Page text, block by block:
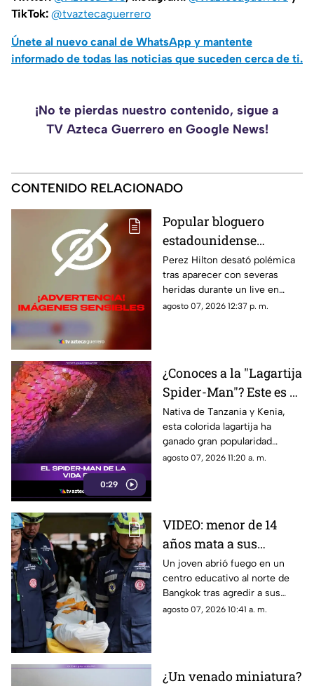
TikTok: @tvaztecaguerrero
Únete al nuevo canal de WhatsApp y mantente
informado de todas las noticias que suceden cerca de ti.
¡No te pierdas nuestro contenido, sigue a
TV Azteca Guerrero en Google News!
CONTENIDO RELACIONADO
Popular bloguero
estadounidense
aparece con severas
heridas en un LIVE;
¿buscaba interacción?
Perez Hilton desató polémica
tras aparecer con severas
heridas durante un live en
TikTok. El video abrió un
agosto 07, 2026 12:37 p. m.
0:29
¿Conoces a la "Lagartija
Spider-Man"? Este es el
reptil con los colores
del superhéroe
Nativa de Tanzania y Kenia,
esta colorida lagartija ha
ganado gran popularidad
debido a su increíble parecido
agosto 07, 2026 11:20 a. m.
VIDEO: menor de 14
años mata a sus
abuelos y 5 profesores
en tiroteo
Un joven abrió fuego en un
centro educativo al norte de
Bangkok tras agredir a sus
familiares; el incidente dejó
agosto 07, 2026 10:41 a. m.
¿Un venado miniatura?